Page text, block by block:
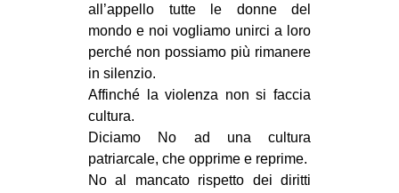
ESTREMO ORIENTE
EUROPA
MEDIO ORIENTE
MONDO
EVENTI
in
all’appello tutte le donne del
mondo e noi vogliamo unirci a loro
perché non possiamo più rimanere
in silenzio.
Affinché la violenza non si faccia
cultura.
Diciamo No ad una cultura
patriarcale, che opprime e reprime.
No al mancato rispetto dei diritti